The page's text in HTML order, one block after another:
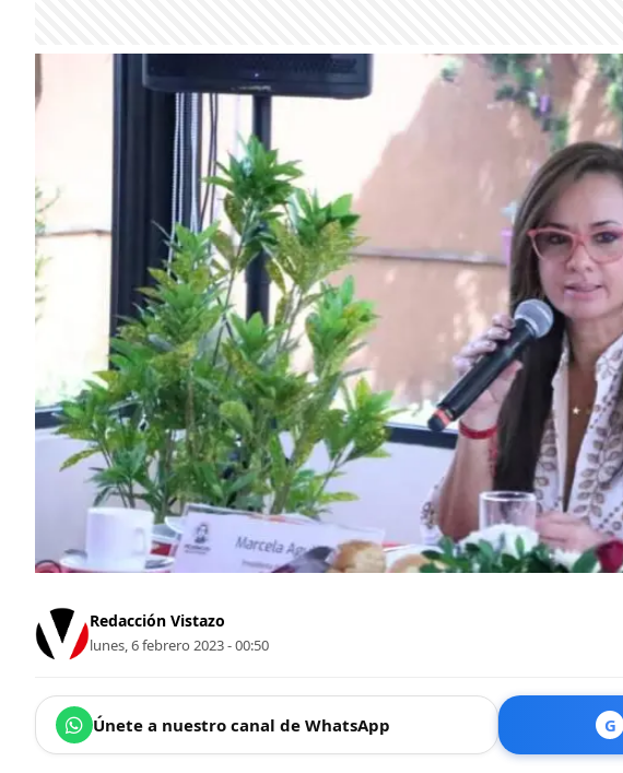
Redacción Vistazo
lunes, 6 febrero 2023 - 00:50
Únete a nuestro canal de WhatsApp G